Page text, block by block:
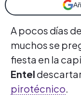
A pocos días
muchos se
fiesta en la
Entel
pirotécnico.